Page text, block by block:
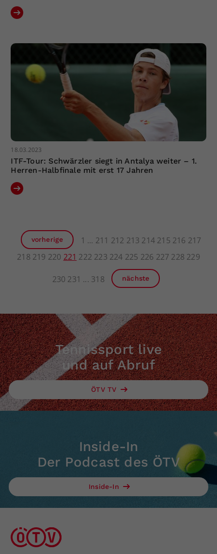
18.03.2023
ITF-Tour: Schwärzler siegt in Antalya weiter – 1.
Herren-Halbfinale mit erst 17 Jahren
vorherige 1 211 212 213 214 215 216 217
218 219 220 221 222 223 224 225 226 227 228 229
230 231 318 nächste
Tennissport live
und auf Abruf
ÖTV TV
Inside-In
Der Podcast des ÖTV
Inside-In